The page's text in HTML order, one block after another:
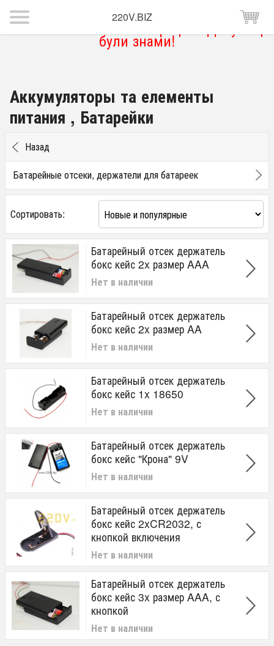
Магазин тимчасово не працює. Дякую що
були знами!
220V.BIZ
Аккумуляторы та елементы
питания , Батарейки
Назад
Батарейные отсеки, держатели для батареек
Сортировать:
Батарейный отсек держатель
бокс кейс 2x размер AAA
Нет в наличии
Батарейный отсек держатель
бокс кейс 2x размер AA
Нет в наличии
Батарейный отсек держатель
бокс кейс 1x 18650
Нет в наличии
Батарейный отсек держатель
бокс кейс "Крона" 9V
Нет в наличии
Батарейный отсек держатель
бокс кейс 2xCR2032, с
кнопкой включения
Нет в наличии
Батарейный отсек держатель
бокс кейс 3x размер AAA, с
кнопкой
Нет в наличии